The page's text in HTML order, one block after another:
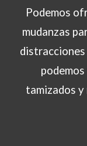
Podemos
mudanzas
tamizados